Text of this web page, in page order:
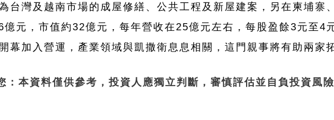
台灣及越南市場的成屋修繕、公共工程及新屋建案，另在柬埔寨
元，市值約32億元，每年營收在25億元左右，每股盈餘3元至4
幕加入營運，產業領域與凱撒衛息息相關，這門親事將有助兩家
本資料僅供參考，投資人應獨立判斷，審慎評估並自負投資風險